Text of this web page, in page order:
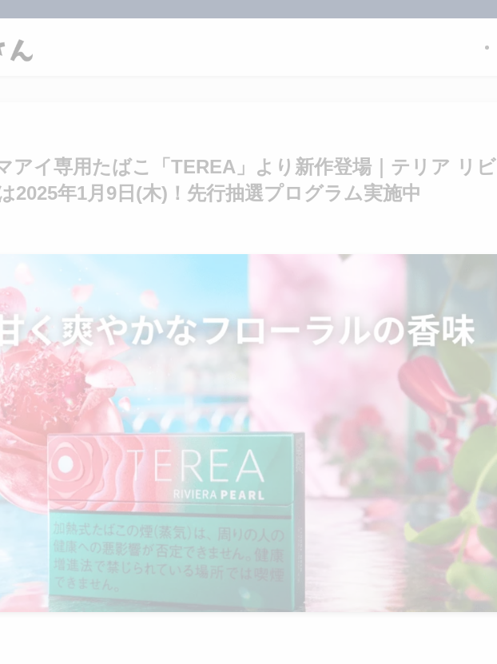
アイ専用たばこ「TEREA」より新作登場｜テリア リビ
2025年1月9日(木)！先行抽選プログラム実施中